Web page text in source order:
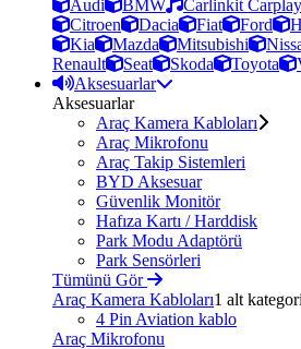
Audi
BMW Carlinkit
Citroen
Dacia Fiat Ford
Kia
Mazda Mitsubishi
Renault
Seat Skoda Toyota
Aksesuarlar
Aksesuarlar
Araç Kamera Kabloları
Araç Mikrofonu
Araç Takip Sistemleri
BYD Aksesuar
Güvenlik Monitör
Hafıza Kartı / Harddisk
Park Modu Adaptörü
Park Sensörleri
Tümünü Gör
Araç Kamera Kabloları1 alt kategori
4 Pin Aviation kablo
Araç Mikrofonu